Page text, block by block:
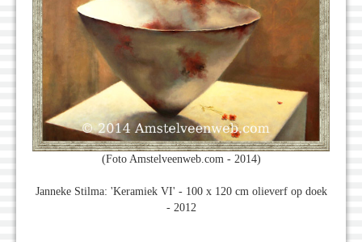
(Foto Amstelveenweb.com - 2014)
Janneke Stilma: 'Keramiek VI' - 100 x 120 cm olieverf op doek
- 2012